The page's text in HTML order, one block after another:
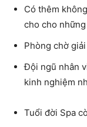
Có thêm
cho cho
Phòng chờ
Đội ngũ nhân
kinh nghiệm
Tuổi đời Spa